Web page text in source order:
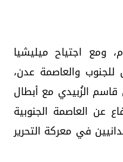
​وأوضحوا: أنه في عام 2015م، ومع اجتياح ميليشيا
للجنوب والعاصمة عدن،
الزُبيدي مع أبطال
عن العاصمة الجنوبية
في معركة التحرير